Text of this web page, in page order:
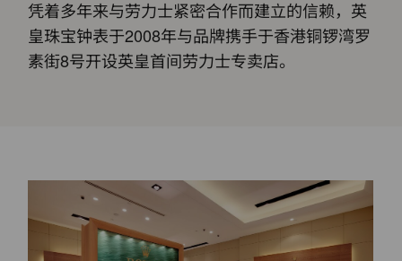
凭着多年来与劳力士紧密合作而建立的信赖，英
皇珠宝钟表于2008年与品牌携手于香港铜锣湾罗
素街8号开设英皇首间劳力士专卖店。